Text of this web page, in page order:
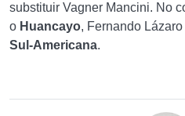
substituir Vagner Mancini. No
o Huancayo, Fernando
Sul-Americana.